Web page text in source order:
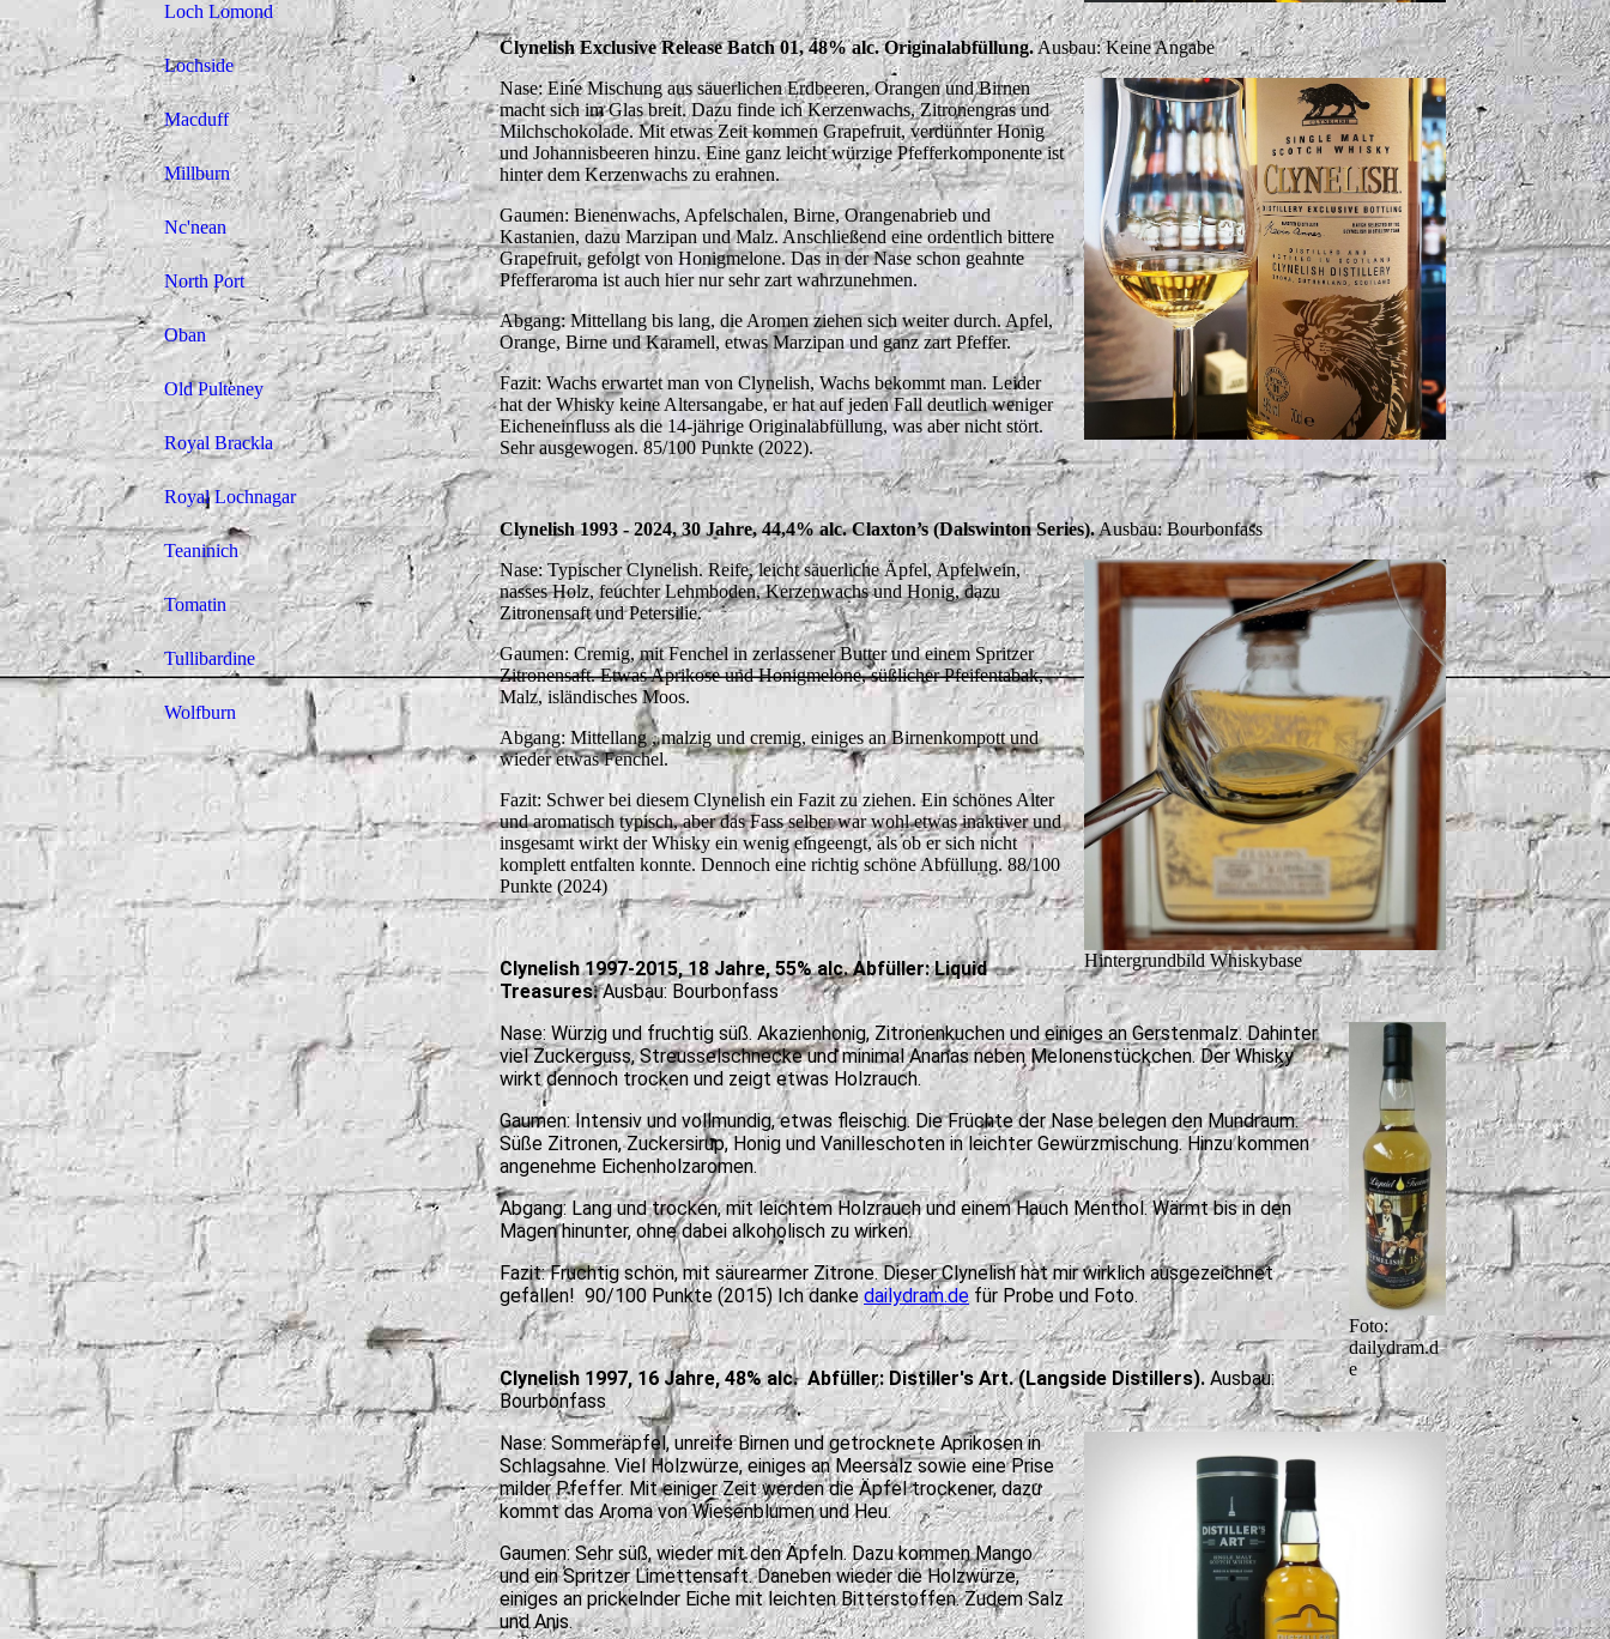
Loch Lomond
Lochside
Macduff
Millburn
Nc'nean
North Port
Oban
Old Pulteney
Royal Brackla
Royal Lochnagar
Teaninich
Tomatin
Tullibardine
Wolfburn
Clynelish Exclusive Release Batch 01, 48% alc. Originalabfüllung.Ausbau: Keine Angabe
Nase: Eine Mischung aus säuerlichen Erdbeeren, Orangen und Birnen
macht sich im Glas breit. Dazu finde ich Kerzenwachs, Zitronengras und
Milchschokolade. Mit etwas Zeit kommen Grapefruit, verdünnter Honig
und Johannisbeeren hinzu. Eine ganz leicht würzige Pfefferkomponente ist
hinter dem Kerzenwachs zu erahnen.
Gaumen: Bienenwachs, Apfelschalen, Birne, Orangenabrieb und
Kastanien, dazu Marzipan und Malz. Anschließend eine ordentlich bittere
Grapefruit, gefolgt von Honigmelone. Das in der Nase schon geahnte
Pfefferaroma ist auch hier nur sehr zart wahrzunehmen.
Abgang: Mittellang bis lang, die Aromen ziehen sich weiter durch. Apfel,
Orange, Birne und Karamell, etwas Marzipan und ganz zart Pfeffer.
Fazit: Wachs erwartet man von Clynelish, Wachs bekommt man. Leider
hat der Whisky keine Altersangabe, er hat auf jeden Fall deutlich weniger
Eicheneinfluss als die 14-jährige Originalabfüllung, was aber nicht stört.
Sehr ausgewogen. 85/100 Punkte (2022).
Clynelish 1993 - 2024, 30 Jahre, 44,4% alc. Claxton’s (Dalswinton Series).Ausbau: Bourbonfass
Hintergrundbild Whiskybase
Nase: Typischer Clynelish. Reife, leicht säuerliche Äpfel, Apfelwein,
nasses Holz, feuchter Lehmboden, Kerzenwachs und Honig, dazu
Zitronensaft und Petersilie.
Gaumen: Cremig, mit Fenchel in zerlassener Butter und einem Spritzer
Zitronensaft. Etwas Aprikose und Honigmelone, süßlicher Pfeifentabak,
Malz, isländisches Moos.
Abgang: Mittellang , malzig und cremig, einiges an Birnenkompott und
wieder etwas Fenchel.
Fazit: Schwer bei diesem Clynelish ein Fazit zu ziehen. Ein schönes Alter
und aromatisch typisch, aber das Fass selber war wohl etwas inaktiver und
insgesamt wirkt der Whisky ein wenig eingeengt, als ob er sich nicht
komplett entfalten konnte. Dennoch eine richtig schöne Abfüllung. 88/100
Punkte (2024)
Clynelish 1997-2015, 18 Jahre, 55% alc. Abfüller: Liquid
Treasures.Ausbau: Bourbonfass
Foto:
dailydram.d
e
Nase: Würzig und fruchtig süß. Akazienhonig, Zitronenkuchen und einiges an Gerstenmalz. Dahinter
viel Zuckerguss, Streusselschnecke und minimal Ananas neben Melonenstückchen. Der Whisky
wirkt dennoch trocken und zeigt etwas Holzrauch.
Gaumen: Intensiv und vollmundig, etwas fleischig. Die Früchte der Nase belegen den Mundraum.
Süße Zitronen, Zuckersirup, Honig und Vanilleschoten in leichter Gewürzmischung. Hinzu kommen
angenehme Eichenholzaromen.
Abgang: Lang und trocken, mit leichtem Holzrauch und einem Hauch Menthol. Wärmt bis in den
Magen hinunter, ohne dabei alkoholisch zu wirken.
Fazit: Fruchtig schön, mit säurearmer Zitrone. Dieser Clynelish hat mir wirklich ausgezeichnet
gefallen! 90/100 Punkte (2015) Ich dankedailydram.de für Probe und Foto.
Clynelish 1997, 16 Jahre, 48% alc. Abfüller: Distiller's Art. (Langside Distillers). Ausbau:
Bourbonfass
Nase: Sommeräpfel, unreife Birnen und getrocknete Aprikosen in
Schlagsahne. Viel Holzwürze, einiges an Meersalz sowie eine Prise
milder Pfeffer. Mit einiger Zeit werden die Äpfel trockener, dazu
kommt das Aroma von Wiesenblumen und Heu.
Gaumen: Sehr süß, wieder mit den Äpfeln. Dazu kommen Mango
und ein Spritzer Limettensaft. Daneben wieder die Holzwürze,
einiges an prickelnder Eiche mit leichten Bitterstoffen. Zudem Salz
und Anis.